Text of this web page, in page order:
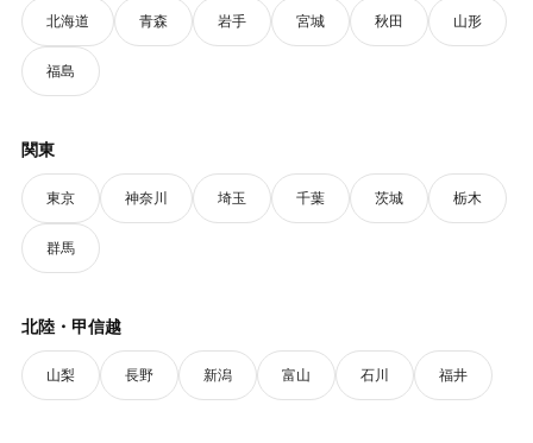
北海道 青森 岩手 宮城 秋田 山形
福島
関東
東京 神奈川 埼玉 千葉 茨城 栃木
群馬
北陸・甲信越
山梨 長野 新潟 富山 石川 福井